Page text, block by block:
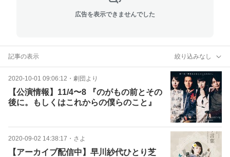
広告を表示できませんでした
記事の表示 絞り込みなし
2020-10-01 09:06:12 ・ 劇団より
【公演情報】11/4〜8 『のがもの前とその
後に。もしくはこれからの僕らのこと』
2020-09-02 14:38:17 ・ さよ
【アーカイブ配信中】早川紗代ひとり芝